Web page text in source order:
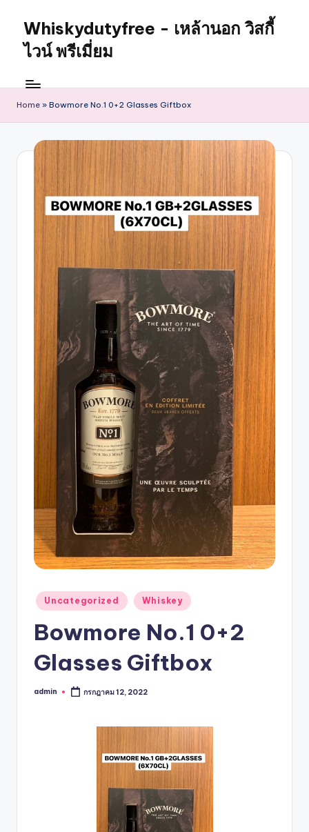
Whiskydutyfree - เหล้านอก วิสกี้
ไวน์ พรีเมี่ยม
Home » Bowmore No.1 0+2 Glasses Giftbox
Uncategorized Whiskey
Bowmore No.1 0+2
Glasses Giftbox
admin กรกฎาคม 12, 2022